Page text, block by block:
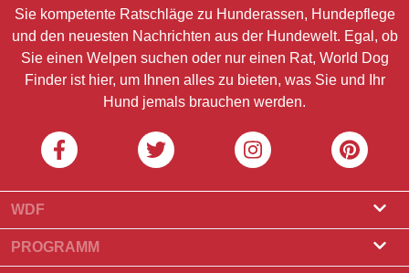
Sie kompetente Ratschläge zu Hunderassen, Hundepflege
und den neuesten Nachrichten aus der Hundewelt. Egal, ob
Sie einen Welpen suchen oder nur einen Rat, World Dog
Finder ist hier, um Ihnen alles zu bieten, was Sie und Ihr
Hund jemals brauchen werden.
WDF
Über uns
Was ist World Dog Finder?
PROGRAMM